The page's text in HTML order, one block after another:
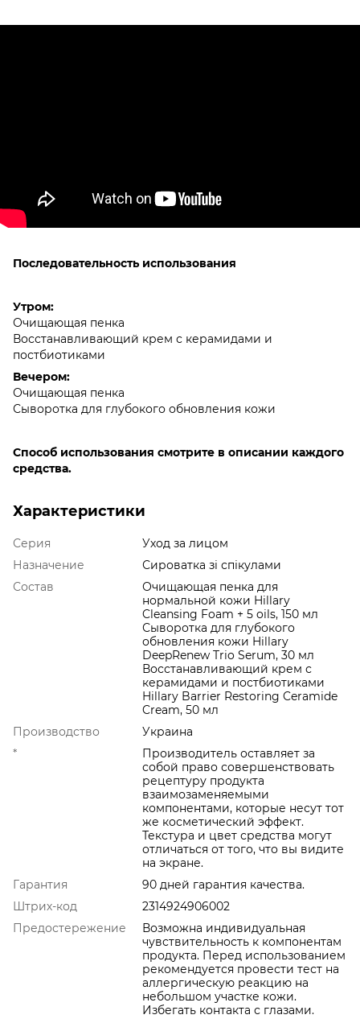
Последовательность использования
Утром:
Очищающая пенка
Восстанавливающий крем с керамидами и
постбиотиками
Вечером:
Очищающая пенка
Сыворотка для глубокого обновления кожи
Способ использования смотрите в описании каждого
средства.
Характеристики
Серия
Уход за лицом
Назначение
Сироватка зі спікулами
Состав
Очищающая пенка для
нормальной кожи Hillary
Cleansing Foam + 5 oils, 150 мл
Сыворотка для глубокого
обновления кожи Hillary
DeepRenew Trio Serum, 30 мл
Восстанавливающий крем с
керамидами и постбиотиками
Hillary Barrier Restoring Ceramide
Cream, 50 мл
Производство
Украина
*
Производитель оставляет за
собой право совершенствовать
рецептуру продукта
взаимозаменяемыми
компонентами, которые несут тот
же косметический эффект.
Текстура и цвет средства могут
отличаться от того, что вы видите
на экране.
Гарантия
90 дней гарантия качества.
Штрих-код
2314924906002
Предостережение
Возможна индивидуальная
чувствительность к компонентам
продукта. Перед использованием
рекомендуется провести тест на
аллергическую реакцию на
небольшом участке кожи.
Избегать контакта с глазами.